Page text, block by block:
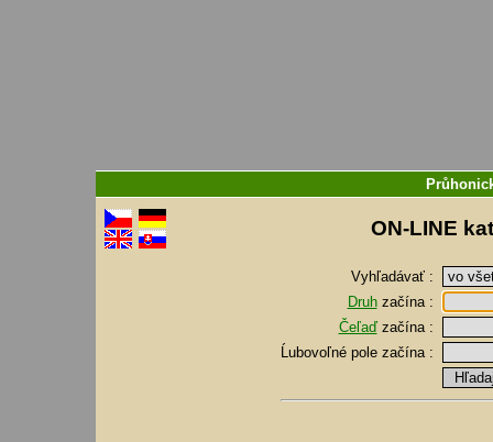
ON-LINE
Vyhľadávať :
Druh začína :
Čeľaď začína :
Ĺubovoľné pole začína :